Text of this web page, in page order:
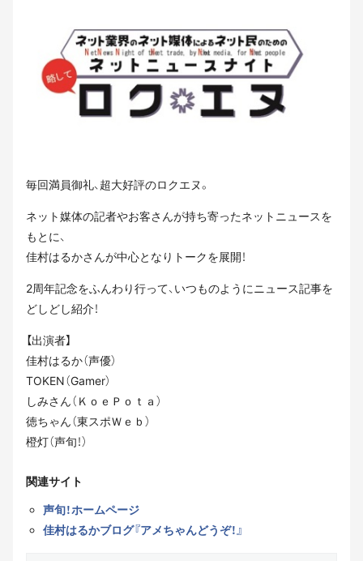
毎回満員御礼、超大好評のロクエヌ。
ネット媒体の記者やお客さんが持ち寄ったネットニュースを
もとに、
佳村はるかさんが中心となりトークを展開！
2周年記念をふんわり行って、いつものようにニュース記事を
どしどし紹介！
【出演者】
佳村はるか（声優）
TOKEN（Gamer）
しみさん（ＫｏｅＰｏｔａ）
徳ちゃん（東スポＷｅｂ）
橙灯（声旬！）
関連サイト
声旬！ホームページ
佳村はるかブログ『アメちゃんどうぞ！』